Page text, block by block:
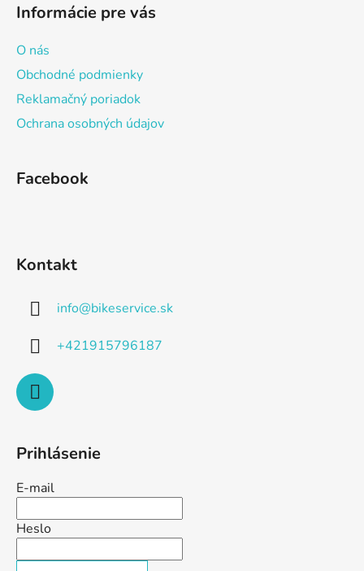
Informácie pre vás
O nás
Obchodné podmienky
Reklamačný poriadok
Ochrana osobných údajov
Facebook
Kontakt
info@bikeservice.sk
+421915796187
Prihlásenie
E-mail
Heslo